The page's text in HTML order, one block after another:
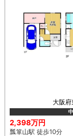
大阪
2,398万円
瓢箪山駅 徒歩10分